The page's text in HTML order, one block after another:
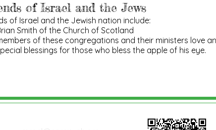
of Israel and the Jews
of Israel and the Jewish nation include:
Smith of the Church of Scotland
of these congregations and their ministers love
blessings for those who bless the apple of his eye.